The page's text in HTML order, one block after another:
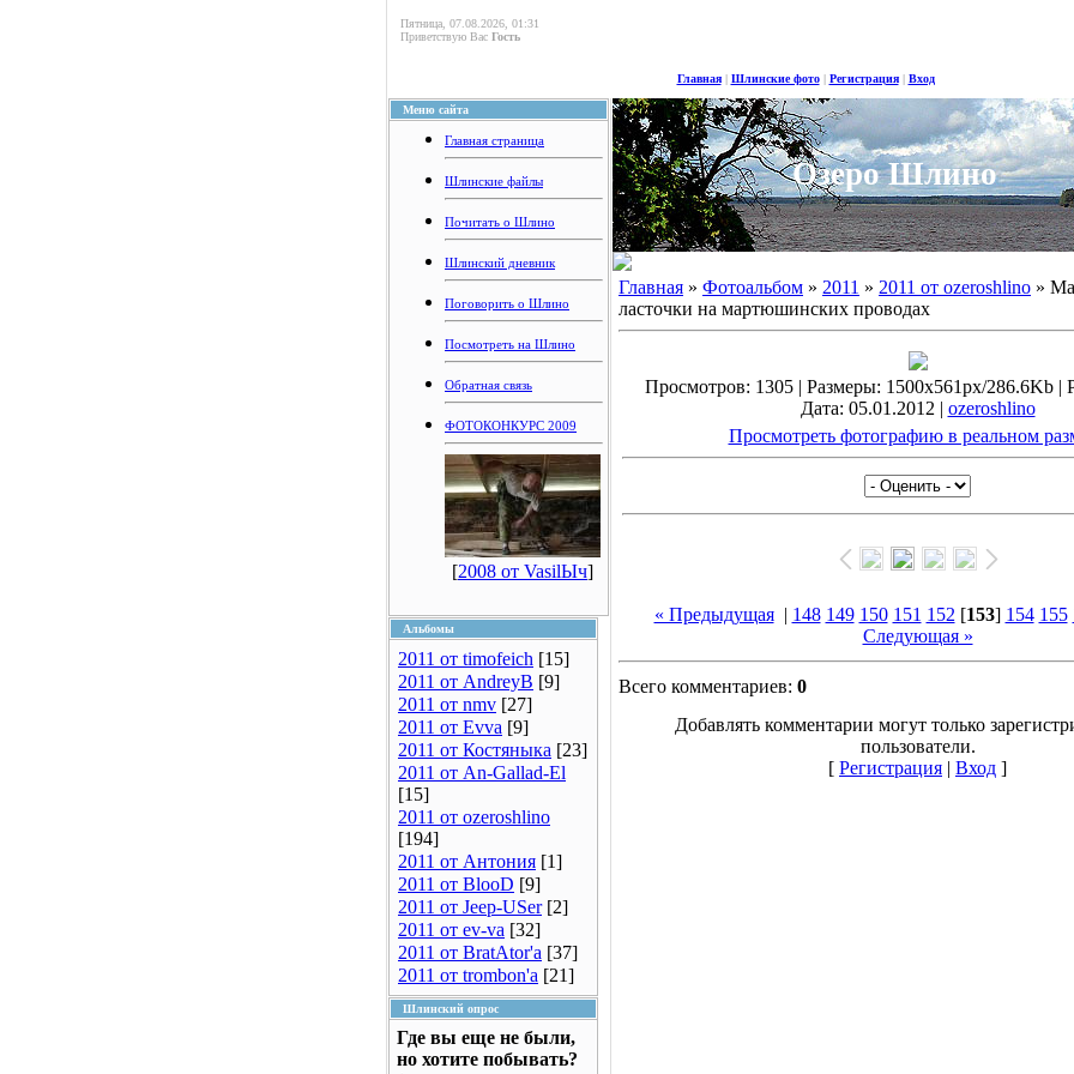
Пятница, 07.08.2026, 01:31
Приветствую Вас Гость
Главная| Шлинские фото| Регистрация| Вход
Меню сайта
Главная страница
Шлинские файлы
Почитать о Шлино
Шлинский дневник
Поговорить о Шлино
Посмотреть на Шлино
Обратная связь
ФОТОКОНКУРС 2009
[2008 от VasilЫч]
Альбомы
2011 от timofeich [15]
2011 от AndreyB [9]
2011 от nmv [27]
2011 от Evva [9]
2011 от Костяныка [23]
2011 от An-Gallad-El
[15]
2011 от ozeroshlino
[194]
2011 от Антония [1]
2011 от BlooD [9]
2011 от Jeep-USer [2]
2011 от ev-va [32]
2011 от BratAtor'a [37]
2011 от trombon'a [21]
Шлинский опрос
Где вы еще не были,
но хотите побывать?
Озеро Шлино
Главная » Фотоальбом » 2011 » 2011 от ozeroshlino »
ласточки на мартюшинских проводах
Просмотров: 1305 | Размеры: 1500x561px/286.6Kb |
Дата: 05.01.2012 | ozeroshlino
Просмотреть фотографию в реальном
« Предыдущая| 148 149 150 151 152 [153] 154 155
Следующая »
Всего комментариев: 0
Добавлять комментарии могут только
пользователи.
[ Регистрация | Вход ]